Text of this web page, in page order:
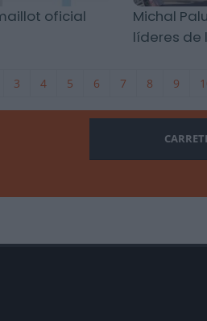
oficial
Michal
líderes de
3 4 5 6 7 8 9